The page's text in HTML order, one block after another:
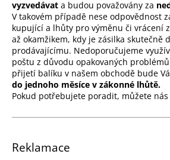
vyzvedávat a budou považovány za
V takovém případě nese odpovědnost
kupující a lhůty pro výměnu či vrácení
až okamžikem, kdy je zásilka skutečně
prodávajícímu. Nedoporučujeme
poštu z důvodu opakovaných
přijetí balíku v našem obchodě bude
do jednoho měsíce v zákonné lhůtě.
Pokud potřebujete poradit, můžete nás
Reklamace